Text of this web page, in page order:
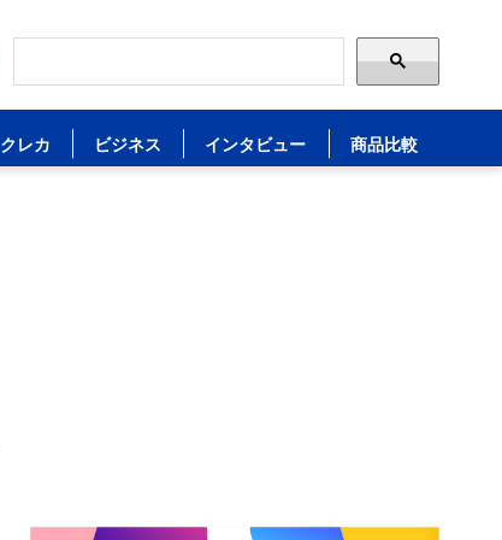
クレカ ビジネス インタビュー 商品比較